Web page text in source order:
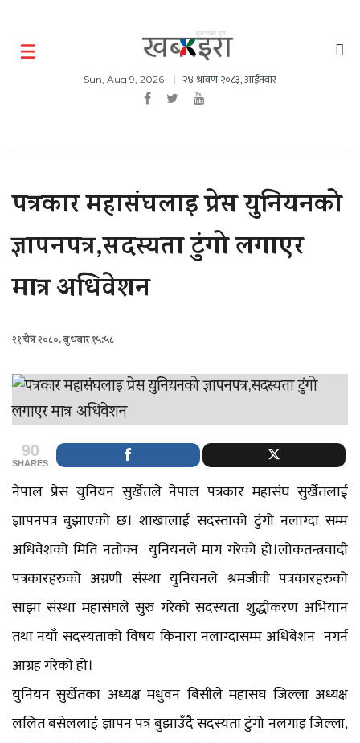
Sun, Aug 9, 2026 २४ श्रावण २०८३, आईतवार
पत्रकार महासंघलाइ प्रेस युनियनको
ज्ञापनपत्र,सदस्यता टुंगो लगाएर
मात्र अधिवेशन
२१ चैत्र २०८०, बुधबार १५:५८
90
SHARES
नेपाल प्रेस युनियन सुर्खेतले नेपाल पत्रकार महासंघ सुर्खेतलाई
ज्ञापनपत्र बुझाएको छ। शाखालाई सदस्ताको टुंगो नलाग्दा सम्म
अधिवेशको मिति नतोक्न युनियनले माग गरेको हो।लोकतन्त्रवादी
पत्रकारहरुको अग्रणी संस्था युनियनले श्रमजीवी पत्रकारहरुको
साझा संस्था महासंघले सुरु गरेको सदस्यता शुद्धीकरण अभियान
तथा नयाँ सदस्यताको विषय किनारा नलाग्दासम्म अधिबेशन नगर्न
आग्रह गरेको हो।
युनियन सुर्खेतका अध्यक्ष मधुवन बिसीले महासंघ जिल्ला अध्यक्ष
ललित बसेललाई ज्ञापन पत्र बुझाउँदै सदस्यता टुंगो नलगाइ जिल्ला,